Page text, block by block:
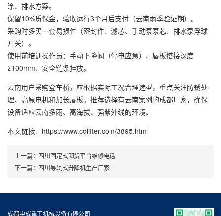
涂、排水方案。
保留10%质保金，验收运行3个月后支付（云南雨季验证期）。
采购时多买一套易损件（密封件、滤芯、手动泵泵芯、排水泵浮球
开关）。
使用前培训操作员：手动下降阀（停电应急）、唇板搭接深度
≥100mm、安全链条挂放。
云南用户采购登车桥，应根据实际工况合理选型，重点关注防锈处
理、高原电机和加长唇板。推荐选择有云南案例的成都厂家，确保
设备适应云南多雨、高海拔、强紫外线的环境。
本文链接：https://www.cdlifter.com/3895.html
上一篇： 四川固定式卸货平台维修电话
下一篇： 四川导轨式升降机生产厂家
成都中成重工机械设备有限公司